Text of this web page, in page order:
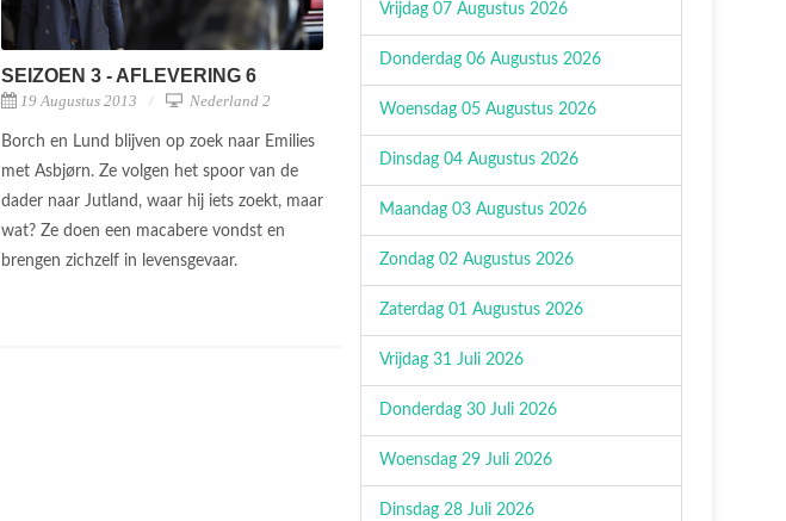
SEIZOEN 3 - AFLEVERING 6
19 Augustus 2013 Nederland 2
Borch en Lund blijven op zoek naar Emilies
met Asbjørn. Ze volgen het spoor van de
dader naar Jutland, waar hij iets zoekt, maar
wat? Ze doen een macabere vondst en
brengen zichzelf in levensgevaar.
Vrijdag 07 Augustus 2026
Donderdag 06 Augustus 2026
Woensdag 05 Augustus 2026
Dinsdag 04 Augustus 2026
Maandag 03 Augustus 2026
Zondag 02 Augustus 2026
Zaterdag 01 Augustus 2026
Vrijdag 31 Juli 2026
Donderdag 30 Juli 2026
Woensdag 29 Juli 2026
Dinsdag 28 Juli 2026